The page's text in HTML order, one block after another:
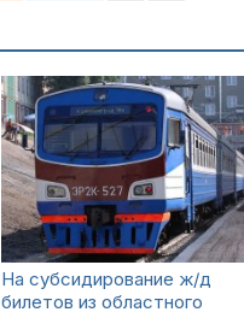
На субсидирование ж/д
билетов из областного